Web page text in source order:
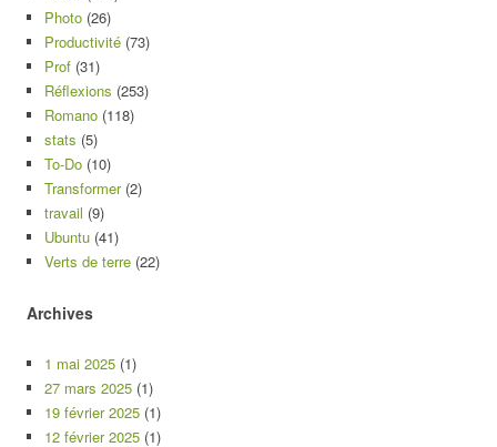
Photo (26)
Productivité (73)
Prof (31)
Réflexions (253)
Romano (118)
stats (5)
To-Do (10)
Transformer(2)
travail (9)
Ubuntu (41)
Verts de terre (22)
Archives
1 mai 2025 (1)
27 mars 2025 (1)
19 février 2025 (1)
12 février 2025 (1)